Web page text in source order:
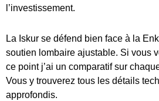
l’investissement.
La Iskur se défend bien face à la
soutien lombaire ajustable. Si vous
ce point j’ai un comparatif sur
Vous y trouverez tous les détails
approfondis.